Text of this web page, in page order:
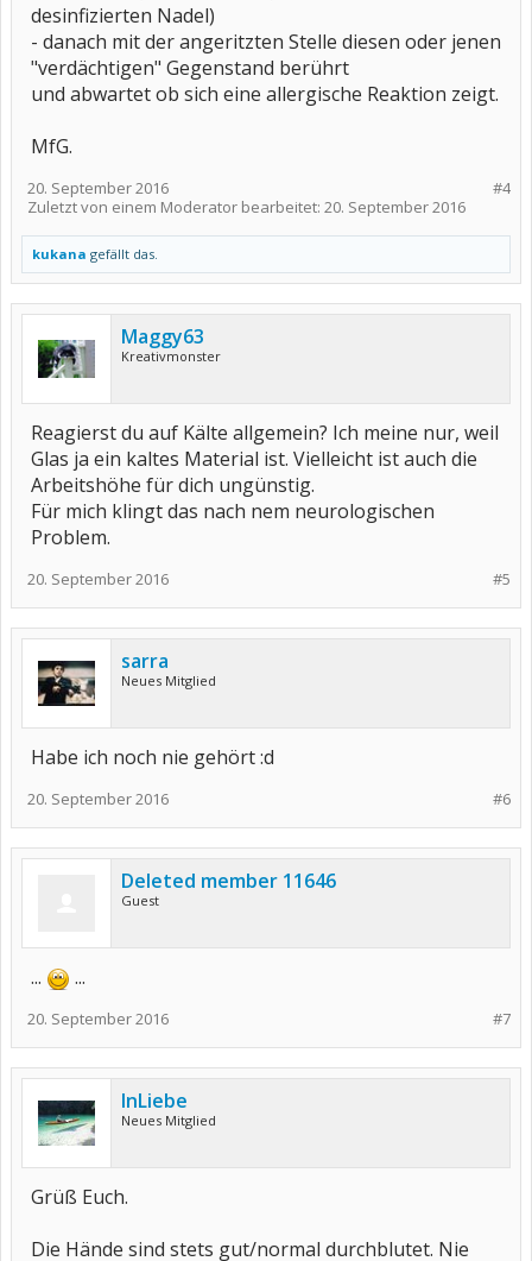
desinfizierten Nadel)
- danach mit der angeritzten Stelle diesen oder jenen
"verdächtigen" Gegenstand berührt
und abwartet ob sich eine allergische Reaktion zeigt.
MfG.
#4
20. September 2016
Zuletzt von einem Moderator bearbeitet: 20. September 2016
kukana gefällt das.
Maggy63
Kreativmonster
Reagierst du auf Kälte allgemein? Ich meine nur, weil
Glas ja ein kaltes Material ist. Vielleicht ist auch die
Arbeitshöhe für dich ungünstig.
Für mich klingt das nach nem neurologischen
Problem.
#5
20. September 2016
sarra
Neues Mitglied
Habe ich noch nie gehört :d
#6
20. September 2016
Deleted member 11646
Guest
... ...
#7
20. September 2016
InLiebe
Neues Mitglied
Grüß Euch.
Die Hände sind stets gut/normal durchblutet. Nie